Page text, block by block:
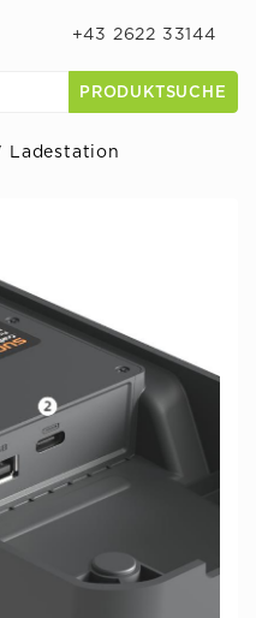
+43 2622 33144
PRODUKTSUCHE
Ladestation